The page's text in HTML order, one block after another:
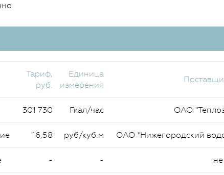
Тариф,
руб.
Единица
измерения
301 730 Гкал/час ОАО
16,58 руб/куб.м ОАО "Нижегородский
- -